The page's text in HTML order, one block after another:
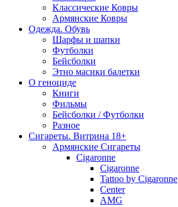
Классические Ковры
Армянские Ковры
Одежда. Обувь
Шарфы и шапки
Футболки
Бейсболки
Этно масики балетки
О геноциде
Книги
Фильмы
Бейсболки / Футболки
Разное
Сигареты. Витрина 18+
Армянские Сигареты
Cigaronne
Cigaronne
Tattoo by Cigaronne
Center
AMG